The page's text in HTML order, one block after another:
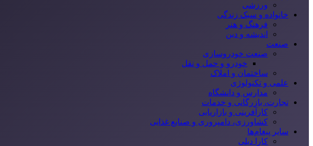
ورزشی
خانواده و سبک زندگی
فرهنگ و هنر
اندیشه و دین
صنعت
صنعت خودروسازی
خودرو و حمل و نقل
ساختمان و املاک
علمی و تکنولوژی
مدارس و دانشگاه
تجارت، بازرگانی و خدمات
کارآفرینی و بازاریابی
کشاورزی، دامپروری و صنایع غذایی
سایر پیغام‌ها
کارا دیلی